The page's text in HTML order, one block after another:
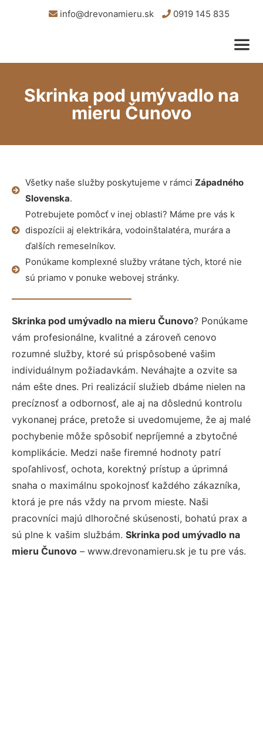
info@drevonamieru.sk 0919 145 835
Skrinka pod umývadlo na
mieru Čunovo
Všetky naše služby poskytujeme v rámci Západného
Slovenska.
Potrebujete pomôcť v inej oblasti? Máme pre vás k
dispozícii aj elektrikára, vodoinštalatéra, murára a
ďalších remeselníkov.
Ponúkame komplexné služby vrátane tých, ktoré nie
sú priamo v ponuke webovej stránky.
Skrinka pod umývadlo na mieru Čunovo? Ponúkame
vám profesionálne, kvalitné a zároveň cenovo
rozumné služby, ktoré sú prispôsobené vašim
individuálnym požiadavkám. Neváhajte a ozvite sa
nám ešte dnes. Pri realizácií služieb dbáme nielen na
precíznosť a odbornosť, ale aj na dôslednú kontrolu
vykonanej práce, pretože si uvedomujeme, že aj malé
pochybenie môže spôsobiť nepríjemné a zbytočné
komplikácie. Medzi naše firemné hodnoty patrí
spoľahlivosť, ochota, korektný prístup a úprimná
snaha o maximálnu spokojnosť každého zákazníka,
ktorá je pre nás vždy na prvom mieste. Naši
pracovníci majú dlhoročné skúsenosti, bohatú prax a
sú plne k vašim službám. Skrinka pod umývadlo na
mieru Čunovo – www.drevonamieru.sk je tu pre vás.